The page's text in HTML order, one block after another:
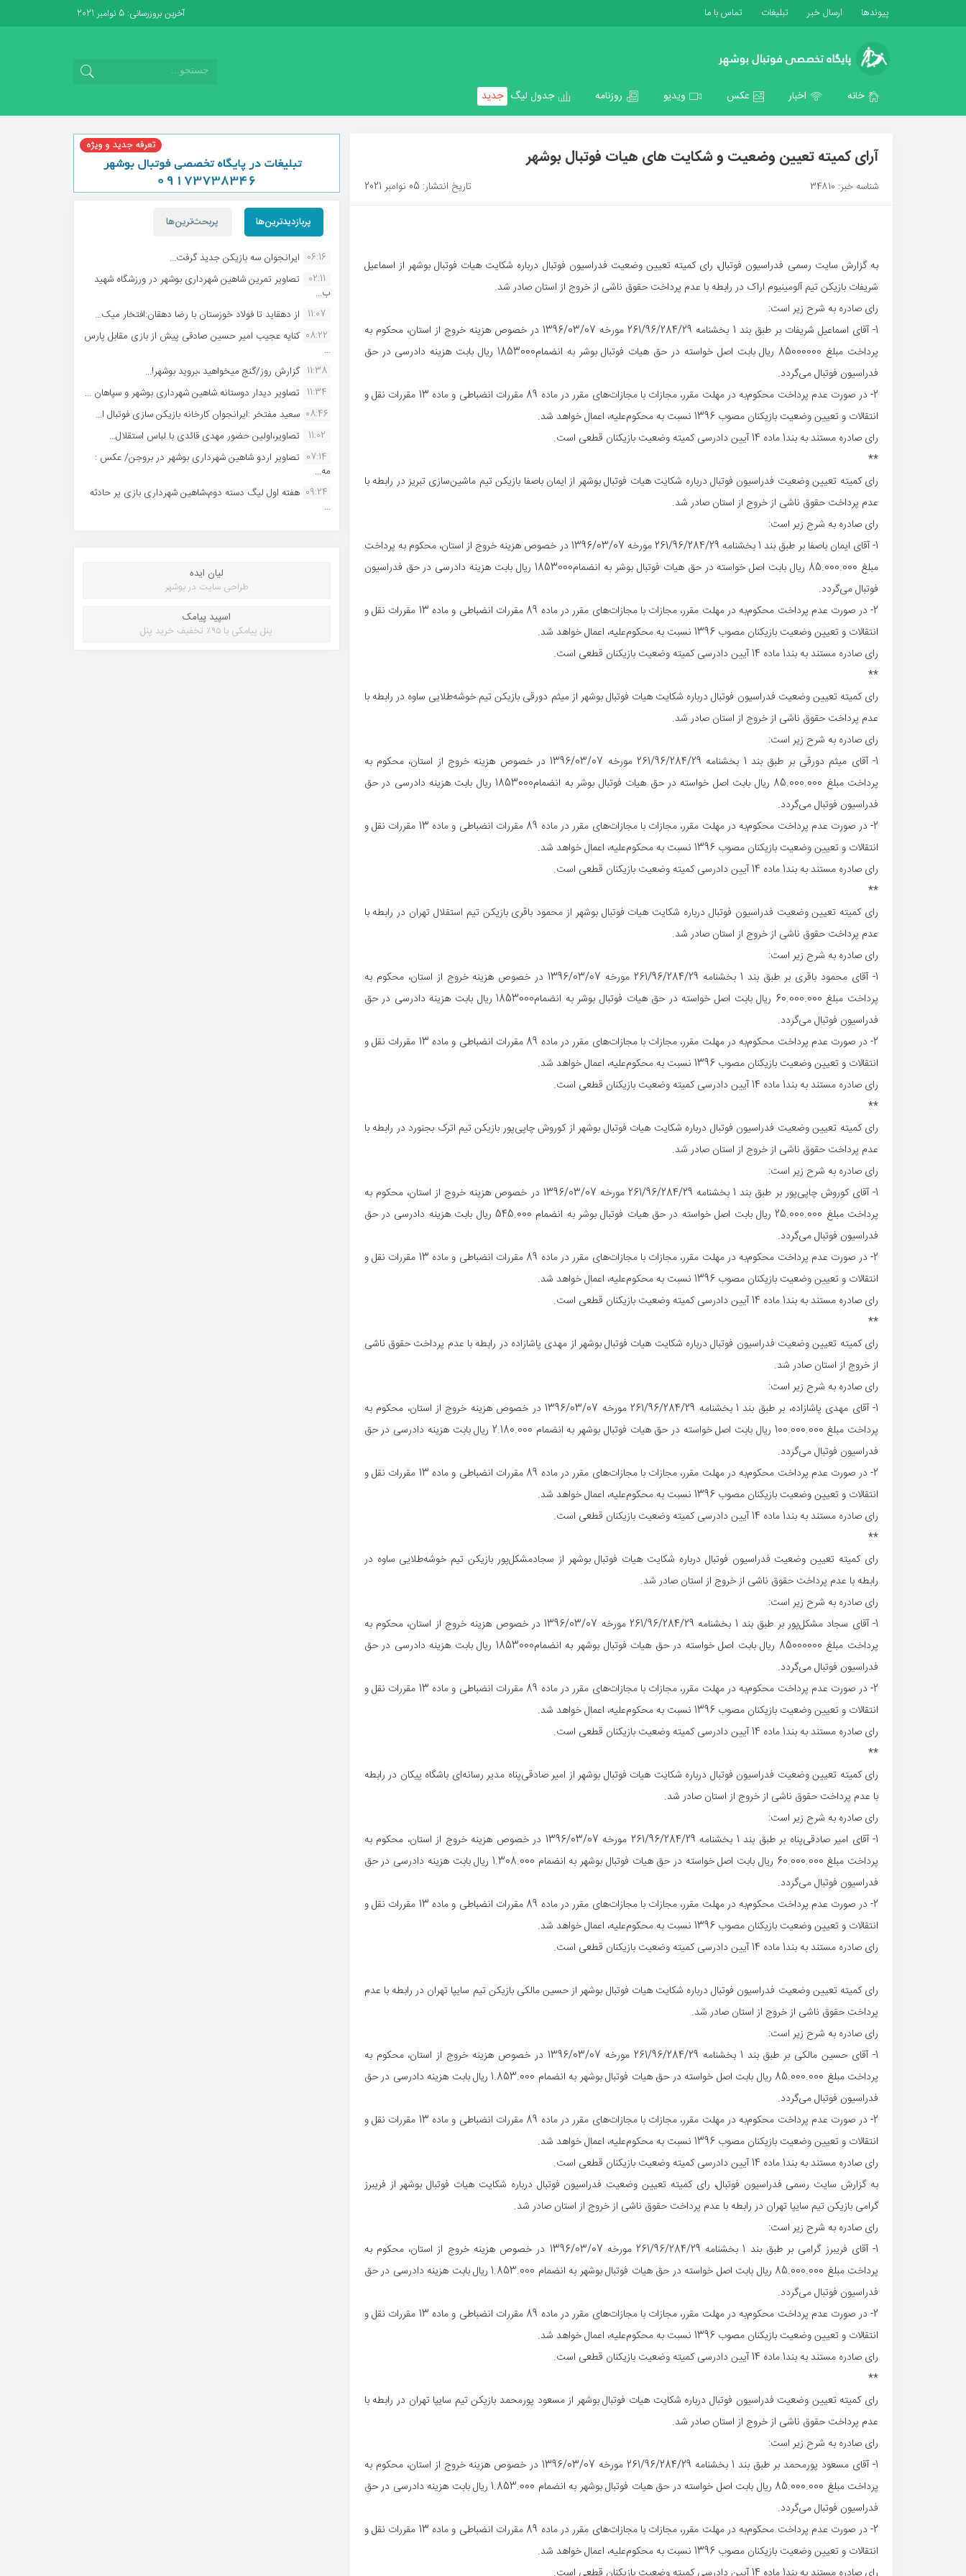
پیوندها ارسال خبر تبلیغات تماس با ما آخرین بروزرسانی: 5 نوامبر 2021
خانه اخبار عکس ویدیو روزنامه جدول لیگ جدید
آرای کمیته تعیین وضعیت و شکایت های هیات فوتبال بوشهر
شناسه خبر: 34810 تاریخ انتشار: 05 نوامبر 2021
به گزارش سایت رسمی فدراسیون فوتبال، رای کمیته تعیین وضعیت فدراسیون فوتبال درباره شکایت هیات فوتبال بوشهر از اسماعیل
شریفات بازیکن تیم آلومینیوم اراک در رابطه با عدم پرداخت حقوق ناشی از خروج از استان صادر شد.
رای صادره به شرح زیر است:
1- آقای اسماعیل شریفات بر طبق بند 1 بخشنامه 261/96/284/29 مورخه 1396/03/07 در خصوص هزینه خروج از استان، محکوم به
پرداخت مبلغ 85000000 ریال بابت اصل خواسته در حق هیات فوتبال بوشر به انضمام1853000 ریال بابت هزینه دادرسی در حق
فدراسیون فوتبال می‌گردد.
2- در صورت عدم پرداخت محکوم‌به در مهلت مقرر، مجازات با مجازات‌های مقرر در ماده 89 مقررات انضباطی و ماده 13 مقررات نقل و
انتقالات و تعیین وضعیت بازیکنان مصوب 1396 نسبت به محکوم‌علیه، اعمال خواهد شد.
رای صادره مستند به بند1 ماده 14 آیین دادرسی کمیته وضعیت بازیکنان قطعی است.
**
رای کمیته تعیین وضعیت فدراسیون فوتبال درباره شکایت هیات فوتبال بوشهر از ایمان باصفا بازیکن تیم ماشین‌سازی تبریز در رابطه با
عدم پرداخت حقوق ناشی از خروج از استان صادر شد.
رای صادره به شرح زیر است:
1- آقای ایمان باصفا بر طبق بند 1 بخشنامه 261/96/284/29 مورخه 1396/03/07 در خصوص هزینه خروج از استان، محکوم به پرداخت
مبلغ 85.000.000 ریال بابت اصل خواسته در حق هیات فوتبال بوشر به انضمام1853000 ریال بابت هزینه دادرسی در حق فدراسیون
فوتبال می‌گردد.
2- در صورت عدم پرداخت محکوم‌به در مهلت مقرر، مجازات با مجازات‌های مقرر در ماده 89 مقررات انضباطی و ماده 13 مقررات نقل و
انتقالات و تعیین وضعیت بازیکنان مصوب 1396 نسبت به محکوم‌علیه، اعمال خواهد شد.
رای صادره مستند به بند1 ماده 14 آیین دادرسی کمیته وضعیت بازیکنان قطعی است.
**
رای کمیته تعیین وضعیت فدراسیون فوتبال درباره شکایت هیات فوتبال بوشهر از میثم دورقی بازیکن تیم خوشه‌طلایی ساوه در رابطه با
عدم پرداخت حقوق ناشی از خروج از استان صادر شد.
رای صادره به شرح زیر است:
1- آقای میثم دورقی بر طبق بند 1 بخشنامه 261/96/284/29 مورخه 1396/03/07 در خصوص هزینه خروج از استان، محکوم به
پرداخت مبلغ 85.000.000 ریال بابت اصل خواسته در حق هیات فوتبال بوشر به انضمام1853000 ریال بابت هزینه دادرسی در حق
فدراسیون فوتبال می‌گردد.
2- در صورت عدم پرداخت محکوم‌به در مهلت مقرر، مجازات با مجازات‌های مقرر در ماده 89 مقررات انضباطی و ماده 13 مقررات نقل و
انتقالات و تعیین وضعیت بازیکنان مصوب 1396 نسبت به محکوم‌علیه، اعمال خواهد شد.
رای صادره مستند به بند1 ماده 14 آیین دادرسی کمیته وضعیت بازیکنان قطعی است.
**
رای کمیته تعیین وضعیت فدراسیون فوتبال درباره شکایت هیات فوتبال بوشهر از محمود باقری بازیکن تیم استقلال تهران در رابطه با
عدم پرداخت حقوق ناشی از خروج از استان صادر شد.
رای صادره به شرح زیر است:
1- آقای محمود باقری بر طبق بند 1 بخشنامه 261/96/284/29 مورخه 1396/03/07 در خصوص هزینه خروج از استان، محکوم به
پرداخت مبلغ 60.000.000 ریال بابت اصل خواسته در حق هیات فوتبال بوشر به انضمام1853000 ریال بابت هزینه دادرسی در حق
فدراسیون فوتبال می‌گردد.
2- در صورت عدم پرداخت محکوم‌به در مهلت مقرر، مجازات با مجازات‌های مقرر در ماده 89 مقررات انضباطی و ماده 13 مقررات نقل و
انتقالات و تعیین وضعیت بازیکنان مصوب 1396 نسبت به محکوم‌علیه، اعمال خواهد شد.
رای صادره مستند به بند1 ماده 14 آیین دادرسی کمیته وضعیت بازیکنان قطعی است.
**
رای کمیته تعیین وضعیت فدراسیون فوتبال درباره شکایت هیات فوتبال بوشهر از کوروش چاپی‌پور بازیکن تیم اترک بجنورد در رابطه با
عدم پرداخت حقوق ناشی از خروج از استان صادر شد.
رای صادره به شرح زیر است:
1- آقای کوروش چاپی‌پور بر طبق بند 1 بخشنامه 261/96/284/29 مورخه 1396/03/07 در خصوص هزینه خروج از استان، محکوم به
پرداخت مبلغ 25.000.000 ریال بابت اصل خواسته در حق هیات فوتبال بوشر به انضمام 545.000 ریال بابت هزینه دادرسی در حق
فدراسیون فوتبال می‌گردد.
2- در صورت عدم پرداخت محکوم‌به در مهلت مقرر، مجازات با مجازات‌های مقرر در ماده 89 مقررات انضباطی و ماده 13 مقررات نقل و
انتقالات و تعیین وضعیت بازیکنان مصوب 1396 نسبت به محکوم‌علیه، اعمال خواهد شد.
رای صادره مستند به بند1 ماده 14 آیین دادرسی کمیته وضعیت بازیکنان قطعی است.
**
رای کمیته تعیین وضعیت فدراسیون فوتبال درباره شکایت هیات فوتبال بوشهر از مهدی پاشازاده در رابطه با عدم پرداخت حقوق ناشی
از خروج از استان صادر شد.
رای صادره به شرح زیر است:
1- آقای مهدی پاشازاده، بر طبق بند 1 بخشنامه 261/96/284/29 مورخه 1396/03/07 در خصوص هزینه خروج از استان، محکوم به
پرداخت مبلغ 100.000.000 ریال بابت اصل خواسته در حق هیات فوتبال بوشهر به انضمام 2.180.000 ریال بابت هزینه دادرسی در حق
فدراسیون فوتبال می‌گردد.
2- در صورت عدم پرداخت محکوم‌به در مهلت مقرر، مجازات با مجازات‌های مقرر در ماده 89 مقررات انضباطی و ماده 13 مقررات نقل و
انتقالات و تعیین وضعیت بازیکنان مصوب 1396 نسبت به محکوم‌علیه، اعمال خواهد شد.
رای صادره مستند به بند1 ماده 14 آیین دادرسی کمیته وضعیت بازیکنان قطعی است.
**
رای کمیته تعیین وضعیت فدراسیون فوتبال درباره شکایت هیات فوتبال بوشهر از سجادمشکل‌پور بازیکن تیم خوشه‌طلایی ساوه در
رابطه با عدم پرداخت حقوق ناشی از خروج از استان صادر شد.
رای صادره به شرح زیر است:
1- آقای سجاد مشکل‌پور بر طبق بند 1 بخشنامه 261/96/284/29 مورخه 1396/03/07 در خصوص هزینه خروج از استان، محکوم به
پرداخت مبلغ 85000000 ریال بابت اصل خواسته در حق هیات فوتبال بوشهر به انضمام1853000 ریال بابت هزینه دادرسی در حق
فدراسیون فوتبال می‌گردد.
2- در صورت عدم پرداخت محکوم‌به در مهلت مقرر، مجازات با مجازات‌های مقرر در ماده 89 مقررات انضباطی و ماده 13 مقررات نقل و
انتقالات و تعیین وضعیت بازیکنان مصوب 1396 نسبت به محکوم‌علیه، اعمال خواهد شد.
رای صادره مستند به بند1 ماده 14 آیین دادرسی کمیته وضعیت بازیکنان قطعی است.
**
رای کمیته تعیین وضعیت فدراسیون فوتبال درباره شکایت هیات فوتبال بوشهر از امیر صادقی‌پناه مدیر رسانه‌ای باشگاه پیکان در رابطه
با عدم پرداخت حقوق ناشی از خروج از استان صادر شد.
رای صادره به شرح زیر است:
1- آقای امیر صادقی‌پناه بر طبق بند 1 بخشنامه 261/96/284/29 مورخه 1396/03/07 در خصوص هزینه خروج از استان، محکوم به
پرداخت مبلغ 60.000.000 ریال بابت اصل خواسته در حق هیات فوتبال بوشهر به انضمام 1.308.000 ریال بابت هزینه دادرسی در حق
فدراسیون فوتبال می‌گردد.
2- در صورت عدم پرداخت محکوم‌به در مهلت مقرر، مجازات با مجازات‌های مقرر در ماده 89 مقررات انضباطی و ماده 13 مقررات نقل و
انتقالات و تعیین وضعیت بازیکنان مصوب 1396 نسبت به محکوم‌علیه، اعمال خواهد شد.
رای صادره مستند به بند1 ماده 14 آیین دادرسی کمیته وضعیت بازیکنان قطعی است.
رای کمیته تعیین وضعیت فدراسیون فوتبال درباره شکایت هیات فوتبال بوشهر از حسین مالکی بازیکن تیم سایپا تهران در رابطه با عدم
پرداخت حقوق ناشی از خروج از استان صادر شد.
رای صادره به شرح زیر است:
1- آقای حسین مالکی بر طبق بند 1 بخشنامه 261/96/284/29 مورخه 1396/03/07 در خصوص هزینه خروج از استان، محکوم به
پرداخت مبلغ 85.000.000 ریال بابت اصل خواسته در حق هیات فوتبال بوشهر به انضمام 1.853.000 ریال بابت هزینه دادرسی در حق
فدراسیون فوتبال می‌گردد.
2- در صورت عدم پرداخت محکوم‌به در مهلت مقرر، مجازات با مجازات‌های مقرر در ماده 89 مقررات انضباطی و ماده 13 مقررات نقل و
انتقالات و تعیین وضعیت بازیکنان مصوب 1396 نسبت به محکوم‌علیه، اعمال خواهد شد.
رای صادره مستند به بند1 ماده 14 آیین دادرسی کمیته وضعیت بازیکنان قطعی است.
به گزارش سایت رسمی فدراسیون فوتبال، رای کمیته تعیین وضعیت فدراسیون فوتبال درباره شکایت هیات فوتبال بوشهر از فریبرز
گرامی بازیکن تیم سایپا تهران در رابطه با عدم پرداخت حقوق ناشی از خروج از استان صادر شد.
رای صادره به شرح زیر است:
1- آقای فریبرز گرامی بر طبق بند 1 بخشنامه 261/96/284/29 مورخه 1396/03/07 در خصوص هزینه خروج از استان، محکوم به
پرداخت مبلغ 85.000.000 ریال بابت اصل خواسته در حق هیات فوتبال بوشهر به انضمام 1.853.000 ریال بابت هزینه دادرسی در حق
فدراسیون فوتبال می‌گردد.
2- در صورت عدم پرداخت محکوم‌به در مهلت مقرر، مجازات با مجازات‌های مقرر در ماده 89 مقررات انضباطی و ماده 13 مقررات نقل و
انتقالات و تعیین وضعیت بازیکنان مصوب 1396 نسبت به محکوم‌علیه، اعمال خواهد شد.
رای صادره مستند به بند1 ماده 14 آیین دادرسی کمیته وضعیت بازیکنان قطعی است.
**
رای کمیته تعیین وضعیت فدراسیون فوتبال درباره شکایت هیات فوتبال بوشهر از مسعود پورمحمد بازیکن تیم سایپا تهران در رابطه با
عدم پرداخت حقوق ناشی از خروج از استان صادر شد.
رای صادره به شرح زیر است:
1- آقای مسعود پورمحمد بر طبق بند 1 بخشنامه 261/96/284/29 مورخه 1396/03/07 در خصوص هزینه خروج از استان، محکوم به
پرداخت مبلغ 85.000.000 ریال بابت اصل خواسته در حق هیات فوتبال بوشهر به انضمام 1.853.000 ریال بابت هزینه دادرسی در حق
فدراسیون فوتبال می‌گردد.
2- در صورت عدم پرداخت محکوم‌به در مهلت مقرر، مجازات با مجازات‌های مقرر در ماده 89 مقررات انضباطی و ماده 13 مقررات نقل و
انتقالات و تعیین وضعیت بازیکنان مصوب 1396 نسبت به محکوم‌علیه، اعمال خواهد شد.
پربازدیدترین‌ها پربحث‌ترین‌ها
06:16 ایرانجوان سه بازیکن جدید گرفت...
02:11
تصاویر تمرین شاهین شهردارى بوشهر در ورزشگاه شهید
ب...
11:07 از دهقاید تا فولاد خوزستان با رضا دهقان:افتخار میک...
08:22 کنایه عجیب امیر حسین صادقی پیش از بازی مقابل پارس
...
11:38 گزارش روز/گنج میخواهید ،بروید بوشهر!...
11:34 تصاویر دیدار دوستانه شاهین شهردارى بوشهر و سپاهان ...
08:46 سعید مفتخر :ایرانجوان کارخانه بازیکن سازی فوتبال ا...
11:02
تصاویر،اولین حضور مهدی قائدی با لباس استقلال...
07:14 تصاویر اردو شاهین شهرداری بوشهر در بروجن/ عکس :
مه...
09:24 هفته اول لیگ دسته دوم،شاهین شهرداری بازی پر حادثه
...
لیان ایده
طراحی سایت در بوشهر
اسپید پیامک
پنل پیامکی با ۹۵٪ تخفیف خرید پنل